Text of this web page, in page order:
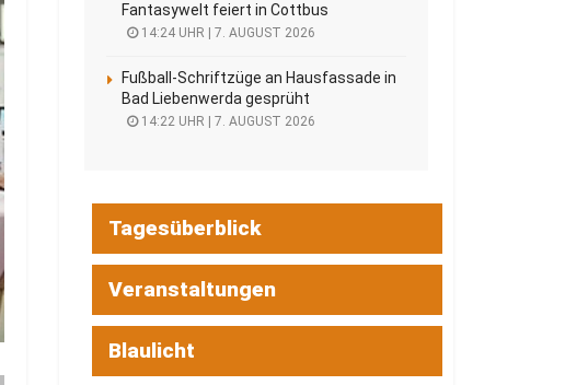
Fantasywelt feiert in Cottbus
14:24 UHR | 7. AUGUST 2026
Fußball-Schriftzüge an Hausfassade in
Bad Liebenwerda gesprüht
14:22 UHR | 7. AUGUST 2026
Tagesüberblick
Veranstaltungen
Blaulicht